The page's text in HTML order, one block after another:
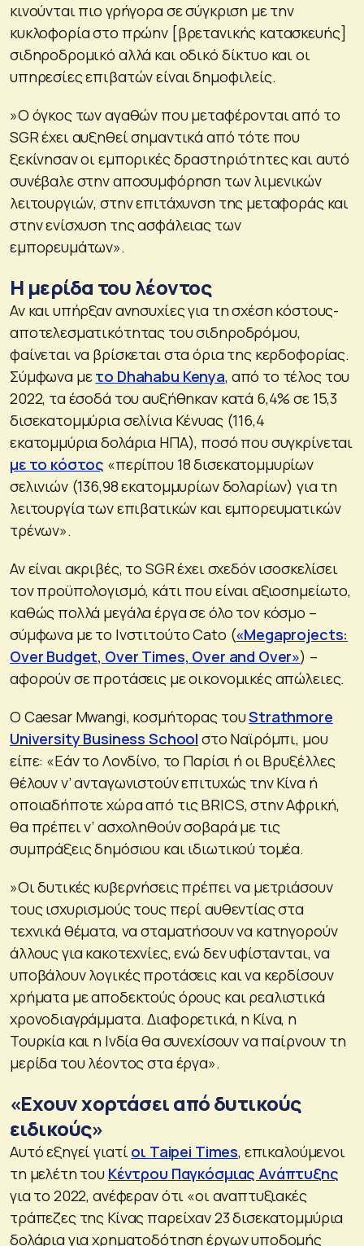
κινούνται πιο γρήγορα σε σύγκριση με την
κυκλοφορία στο πρώην [βρετανικής κατασκευής]
σιδηροδρομικό αλλά και οδικό δίκτυο και οι
υπηρεσίες επιβατών είναι δημοφιλείς.
»Ο όγκος των αγαθών που μεταφέρονται από το
SGR έχει αυξηθεί σημαντικά από τότε που
ξεκίνησαν οι εμπορικές δραστηριότητες και αυτό
συνέβαλε στην αποσυμφόρηση των λιμενικών
λειτουργιών, στην επιτάχυνση της μεταφοράς και
στην ενίσχυση της ασφάλειας των
εμπορευμάτων».
Η μερίδα του λέοντος
Αν και υπήρξαν ανησυχίες για τη σχέση κόστους-
αποτελεσματικότητας του σιδηροδρόμου,
φαίνεται να βρίσκεται στα όρια της κερδοφορίας.
Σύμφωνα μετο Dhahabu Kenya, από το τέλος του
2022, τα έσοδά του αυξήθηκαν κατά 6,4% σε 15,3
δισεκατομμύρια σελίνια Κένυας (116,4
εκατομμύρια δολάρια ΗΠΑ), ποσό που συγκρίνεται
με το κόστος «περίπου 18 δισεκατομμυρίων
σελινιών (136,98 εκατομμυρίων δολαρίων) για τη
λειτουργία των επιβατικών και εμπορευματικών
τρένων».
Αν είναι ακριβές, το SGR έχει σχεδόν ισοσκελίσει
τον προϋπολογισμό, κάτι που είναι αξιοσημείωτο,
καθώς πολλά μεγάλα έργα σε όλο τον κόσμο –
σύμφωνα με το Ινστιτούτο Cato («Megaprojects:
Over Budget, Over Times, Over and Over») –
αφορούν σε προτάσεις με οικονομικές απώλειες.
Ο Caesar Mwangi, κοσμήτορας τουStrathmore
University Business School στο Ναϊρόμπι, μου
είπε: «Εάν το Λονδίνο, το Παρίσι ή οι Βρυξέλλες
θέλουν ν’ ανταγωνιστούν επιτυχώς την Κίνα ή
οποιαδήποτε χώρα από τις BRICS, στην Αφρική,
θα πρέπει ν’ ασχοληθούν σοβαρά με τις
συμπράξεις δημόσιου και ιδιωτικού τομέα.
»Οι δυτικές κυβερνήσεις πρέπει να μετριάσουν
τους ισχυρισμούς τους περί αυθεντίας στα
τεχνικά θέματα, να σταματήσουν να κατηγορούν
άλλους για κακοτεχνίες, ενώ δεν υφίστανται, να
υποβάλουν λογικές προτάσεις και να κερδίσουν
χρήματα με αποδεκτούς όρους και ρεαλιστικά
χρονοδιαγράμματα. Διαφορετικά, η Κίνα, η
Τουρκία και η Ινδία θα συνεχίσουν να παίρνουν τη
μερίδα του λέοντος στα έργα».
«Εχουν χορτάσει από δυτικούς
ειδικούς»
Αυτό εξηγεί γιατίοι Taipei Times, επικαλούμενοι
τη μελέτη του Κέντρου Παγκόσμιας Ανάπτυξης
για το 2022, ανέφεραν ότι «οι αναπτυξιακές
τράπεζες της Κίνας παρείχαν 23 δισεκατομμύρια
δολάρια για χρηματοδότηση έργων υποδομής